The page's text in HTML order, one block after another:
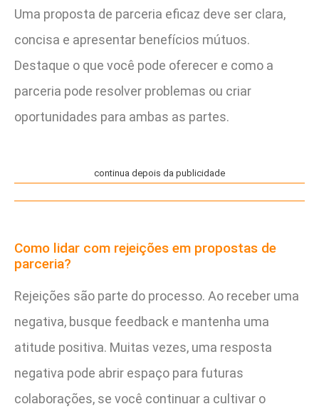
Uma proposta de parceria eficaz deve ser clara,
concisa e apresentar benefícios mútuos.
Destaque o que você pode oferecer e como a
parceria pode resolver problemas ou criar
oportunidades para ambas as partes.
continua depois da publicidade
Como lidar com rejeições em propostas de
parceria?
Rejeições são parte do processo. Ao receber uma
negativa, busque feedback e mantenha uma
atitude positiva. Muitas vezes, uma resposta
negativa pode abrir espaço para futuras
colaborações, se você continuar a cultivar o